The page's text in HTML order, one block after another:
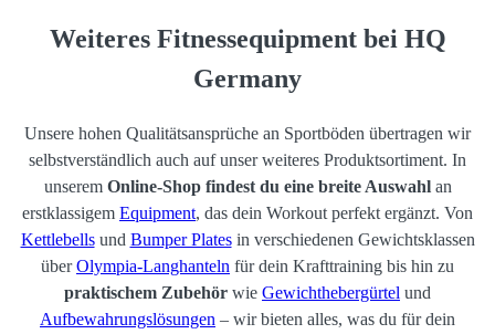
bei guter Pflege bis zu 10–20 Jahre haltbar. Bei Materialfehlern erhältst
du außerdem eine 5-Jahres-Garantie bei uns.
Weiteres Fitnessequipment bei HQ
Germany
Unsere hohen Qualitätsansprüche an Sportböden übertragen wir
selbstverständlich auch auf unser weiteres Produktsortiment. In
unserem Online-Shop findest du eine breite Auswahlan
erstklassigem Equipment, das dein Workout perfekt ergänzt. Von
Kettlebellsund Bumper Platesin verschiedenen Gewichtsklassen
überOlympia-Langhanteln für dein Krafttraining bis hin zu
praktischem Zubehör wie Gewichthebergürtel und
Aufbewahrungslösungen – wir bieten alles, was du für dein